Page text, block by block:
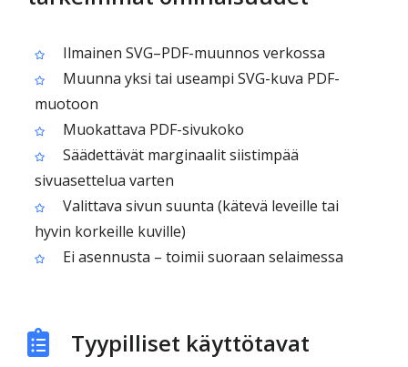
Ilmainen SVG–PDF-muunnos verkossa
Muunna yksi tai useampi SVG-kuva PDF-
muotoon
Muokattava PDF-sivukoko
Säädettävät marginaalit siistimpää
sivuasettelua varten
Valittava sivun suunta (kätevä leveille tai
hyvin korkeille kuville)
Ei asennusta – toimii suoraan selaimessa
Tyypilliset käyttötavat